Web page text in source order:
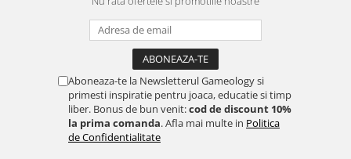
Aboneaza-te la Newsletterul Gameology si
primesti inspiratie pentru joaca, educatie si timp
liber. Bonus de bun venit:cod de discount 10%
la prima comanda. Afla mai multe in Politica
de Confidentialitate